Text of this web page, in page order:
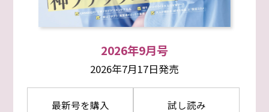
2026年9月号
2026年7月17日発売
最新号を購入 試し読み